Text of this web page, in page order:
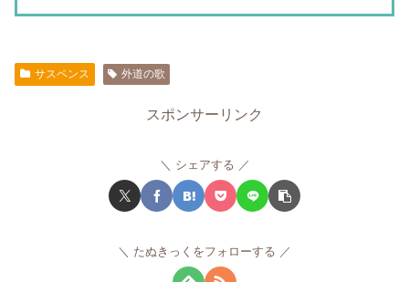
サスペンス 外道の歌
スポンサーリンク
シェアする
たぬきっくをフォローする